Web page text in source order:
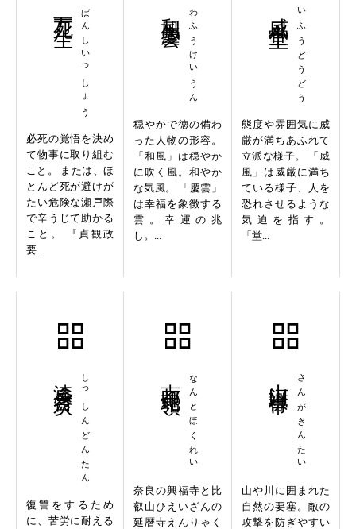
ばんしいっしょう
必死の覚悟を決め
て物事に取り組む
こと。 または、ほ
とんど死が避けが
たい危険な瀬戸際
で辛うじて助かる
こと。 『貞観政
要...
わふうけいうん
穏やかで徳の備わ
った人物の形容。
「和風」は穏やか
に吹く風。和やか
な気風。 「慶雲」
は幸福を象徴する
雲。幸運の兆
し。...
いふうどうどう
態度や雰囲気に威
厳が満ちあふれて
立派な様子。 「威
風」は威厳に満ち
ている様子、人を
恐れさせるような
気迫を指す。
「堂...
しっしんどんたん
復讐をするため
に、苦労に耐える
なんとほくれい
奈良の興福寺と比
叡山ひえいざんの
延暦寺えんりゃく
さんがきんたい
山や川に囲まれた
自然の要塞。敵の
攻撃を防ぎやすい